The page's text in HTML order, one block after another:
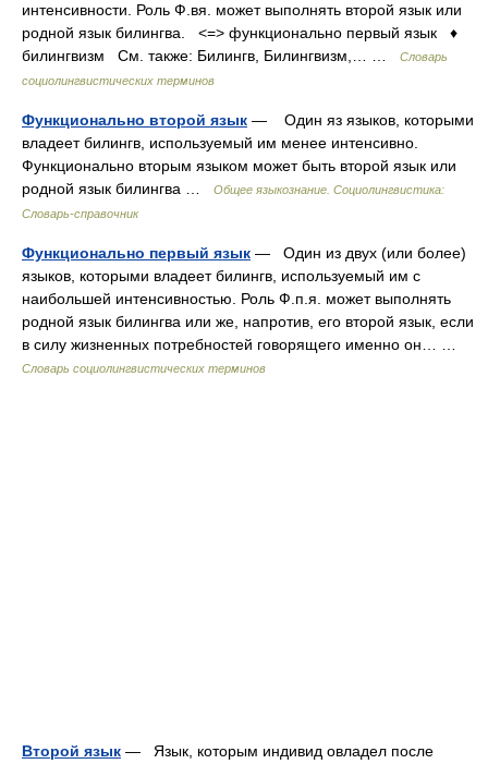
интенсивности. Роль Ф.вя. может выполнять второй язык или
родной язык билингва. <=> функционально первый язык ♦
билингвизм См. также: Билингв, Билингвизм,… …
Словарь
социолингвистических терминов
Функционально второй язык — Один яз языков, которыми
владеет билингв, используемый им менее интенсивно.
Функционально вторым языком может быть второй язык или
родной язык билингва …
Общее языкознание. Социолингвистика:
Словарь-справочник
Функционально первый язык — Один из двух (или более)
языков, которыми владеет билингв, используемый им с
наибольшей интенсивностью. Роль Ф.п.я. может выполнять
родной язык билингва или же, напротив, его второй язык, если
в силу жизненных потребностей говорящего именно он… …
Словарь социолингвистических терминов
Второй язык — Язык, которым индивид овладел после